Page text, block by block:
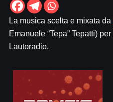
La musica scelta e mixata da
Emanuele “Tepa” Tepatti)
Lautoradio.